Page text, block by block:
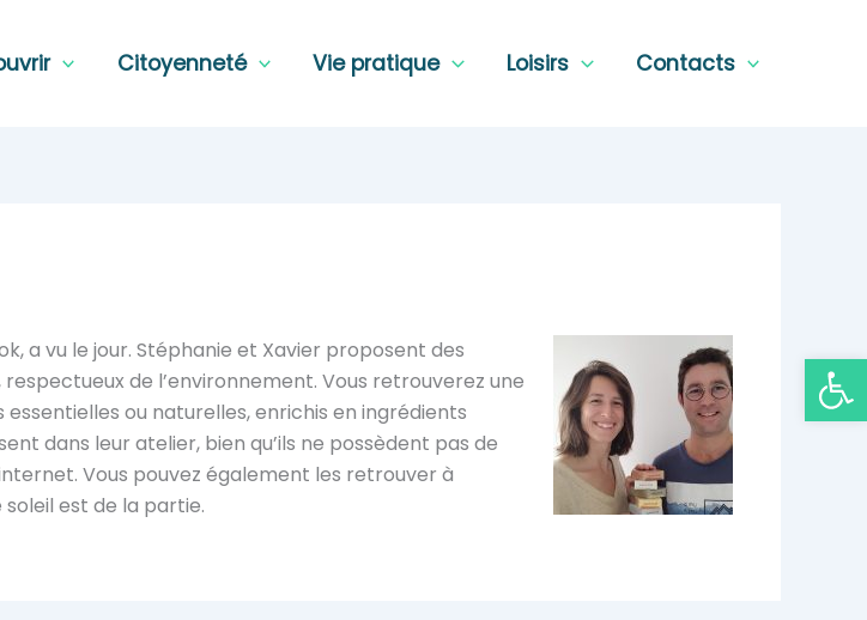
Ouvrir
Citoyenneté Vie pratique Loisirs Contacts
a vu le jour. Stéphanie et Xavier proposent des
de l’environnement. Vous retrouverez une
ou naturelles, enrichis en ingrédients
dans leur atelier, bien qu’ils ne possèdent pas de
Vous pouvez également les retrouver à
soleil est de la partie.